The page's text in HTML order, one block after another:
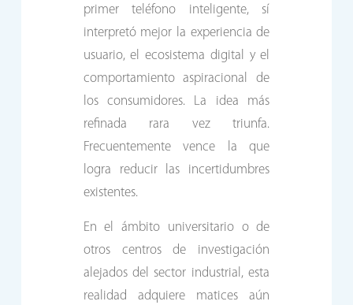
primer teléfono inteligente, sí
interpretó mejor la experiencia de
usuario, el ecosistema digital y el
comportamiento aspiracional de
los consumidores. La idea más
refinada rara vez triunfa.
Frecuentemente vence la que
logra reducir las incertidumbres
existentes.
En el ámbito universitario o de
otros centros de investigación
alejados del sector industrial, esta
realidad adquiere matices aún